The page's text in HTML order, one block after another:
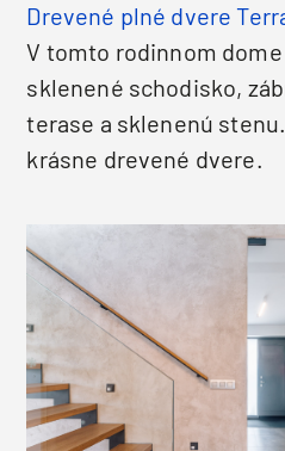
Drevené plné dvere
V tomto rodinnom
sklenené schodisko,
terase a sklenenú
krásne drevené dvere.